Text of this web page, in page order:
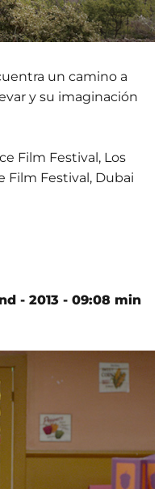
un camino a
y su imaginación
Film Festival, Los
Film Festival, Dubai
- 2013 - 09:08 min